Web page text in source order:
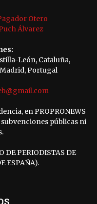
Otero
Álvarez
León, Cataluña,
Portugal
en PROPRONEWS
públicas ni
DE PERIODISTAS DE
ESPAÑA).